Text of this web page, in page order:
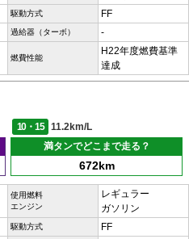
駆動方式 FF
過給器（ターボ） -
燃費性能
H22年度燃費基準
達成
10・15
11.2km/L
満タンでどこまで走る？
672km
使用燃料
エンジン
レギュラー
ガソリン
駆動方式 FF